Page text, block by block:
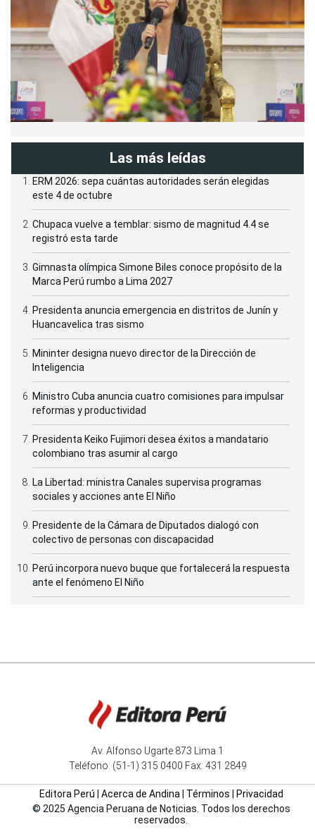
Las más leídas
ERM 2026: sepa cuántas autoridades serán elegidas
este 4 de octubre
Chupaca vuelve a temblar: sismo de magnitud 4.4 se
registró esta tarde
Gimnasta olímpica Simone Biles conoce propósito de la
Marca Perú rumbo a Lima 2027
Presidenta anuncia emergencia en distritos de Junín y
Huancavelica tras sismo
Mininter designa nuevo director de la Dirección de
Inteligencia
Ministro Cuba anuncia cuatro comisiones para impulsar
reformas y productividad
Presidenta Keiko Fujimori desea éxitos a mandatario
colombiano tras asumir al cargo
La Libertad: ministra Canales supervisa programas
sociales y acciones ante El Niño
Presidente de la Cámara de Diputados dialogó con
colectivo de personas con discapacidad
Perú incorpora nuevo buque que fortalecerá la respuesta
ante el fenómeno El Niño
Av. Alfonso Ugarte 873 Lima 1
Teléfono: (51-1) 315 0400 Fax: 431 2849
Editora Perú Acerca de Andina Términos
Privacidad
© 2025 Agencia Peruana de Noticias. Todos los derechos
reservados.